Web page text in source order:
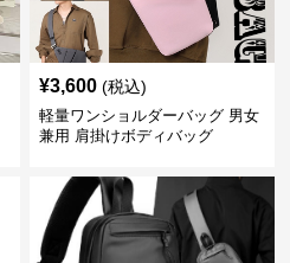
¥3,600 (税込)
軽量ワンショルダーバッグ 男女
兼用 肩掛けボディバッグ